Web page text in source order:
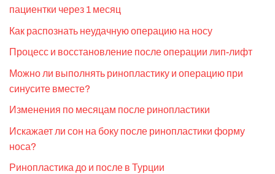
пациентки через 1 месяц
Как распознать неудачную операцию на носу
Процесс и восстановление после операции лип-лифт
Можно ли выполнять ринопластику и операцию при
синусите вместе?
Изменения по месяцам после ринопластики
Искажает ли сон на боку после ринопластики форму
носа?
Ринопластика до и после в Турции